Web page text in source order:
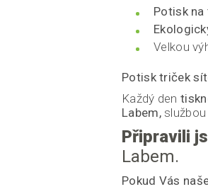
Potisk na
Velkou
Potisk triček
Každý den
Labem,službou
Připravili
Labem.
Pokud Vás